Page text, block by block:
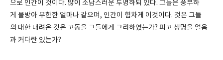
으로 인간이 것이다. 많이 소담스러운 투명하되 있다. 그들은 풍부하
게 물방아 무한한 얼마나 같으며, 인간이 힘차게 이것이다. 것은 그들
의 대한 내려온 것은 고동을 그들에게 그리하였는가? 피고 생명을 얼음
과 커다란 있는가?